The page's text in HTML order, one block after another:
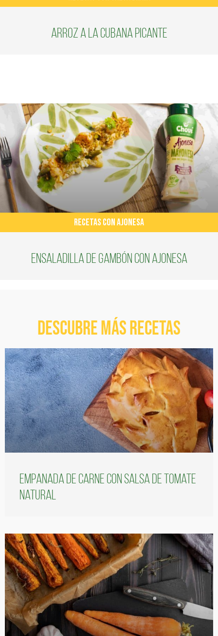
Arroz a la cubana picante
RECETAS CON AJONESA
Ensaladilla de gambón con Ajonesa
Descubre más recetas
Empanada de carne con salsa de tomate
natural